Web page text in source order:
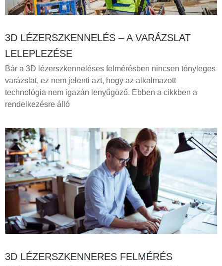
3D LÉZERSZKENNELÉS – A VARÁZSLAT
LELEPLEZÉSE
Bár a 3D lézerszkenneléses felmérésben nincsen tényleges
varázslat, ez nem jelenti azt, hogy az alkalmazott
technológia nem igazán lenyűgöző. Ebben a cikkben a
rendelkezésre álló
3D LÉZERSZKENNERES FELMÉRÉS